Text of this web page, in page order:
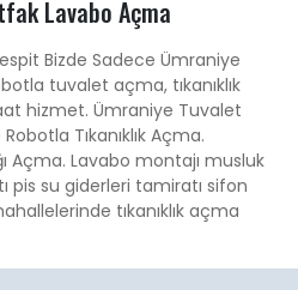
Lavabo Açma
Bizde Sadece Ümraniye
tuvalet açma, tıkanıklık
hizmet. Ümraniye Tuvalet
Tıkanıklık Açma.
Açma. Lavabo montajı musluk
pis su giderleri tamiratı sifon
tıkanıklık açma